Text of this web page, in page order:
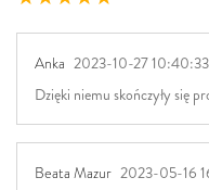
Anka 2023-10-27 10:40:33
Dzięki niemu skończyły się
Beata Mazur 2023-05-16